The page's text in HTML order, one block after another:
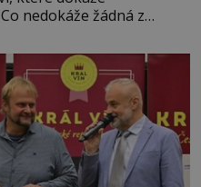
nedokáže žádná z
od roku 1223 postupují
moře,